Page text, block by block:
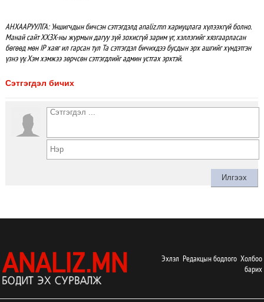
АНХААРУУЛГА: Уншигчдын бичсэн сэтгэгдэлд analiz.mn хариуцлага хүлээхгүй болно.
Манай сайт ХХЗХ-ны журмын дагуу зүй зохисгүй зарим үг, хэллэгийг хязгаарласан
бөгөөд мөн IP хаяг ил гарсан тул Та сэтгэгдэл бичихдээ бусдын эрх ашгийг хүндэтгэн
үзнэ үү. Хэм хэмжээ зөрчсөн сэтгэгдлийг админ устгах эрхтэй.
Сэтгэгдэл бичих
Эхлэл Редакцын бодлого Холбоо
барих